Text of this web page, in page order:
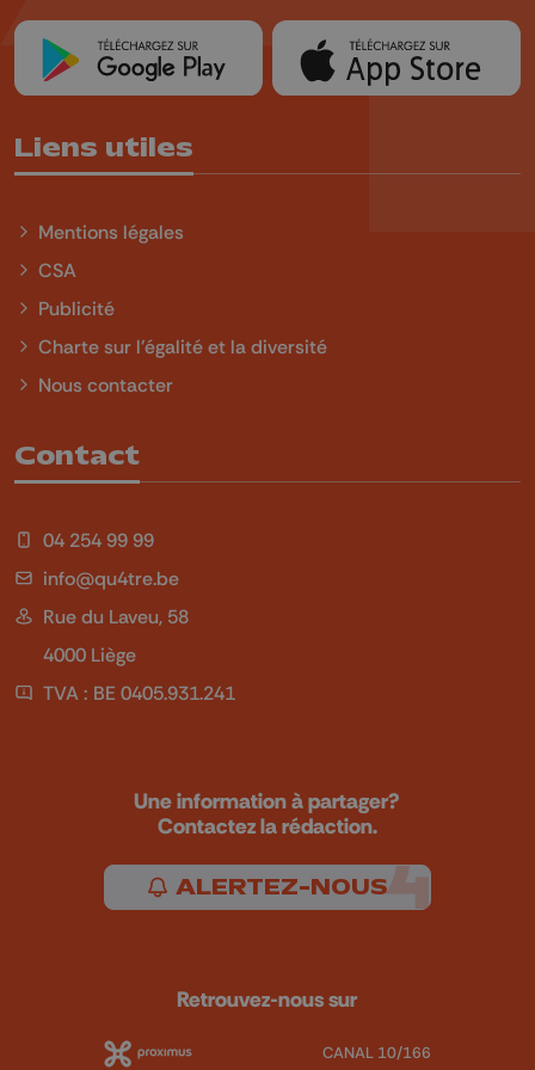
Liens utiles
Mentions légales
CSA
Publicité
Charte sur l'égalité et la diversité
Nous contacter
Contact
04 254 99 99
info@qu4tre.be
Rue du Laveu, 58
4000 Liège
TVA : BE 0405.931.241
Une information à partager?
Contactez la rédaction.
ALERTEZ-NOUS
Retrouvez-nous sur
CANAL 10/166